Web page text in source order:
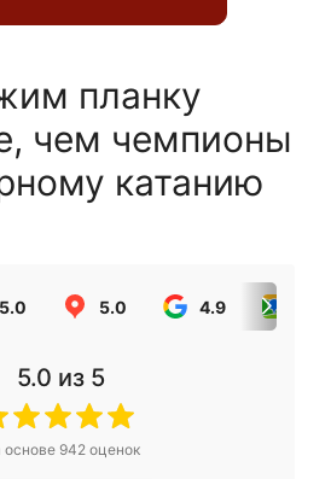
планку
чем чемпионы
катанию
5.0 5.0 4.9
5.0 из 5
основе 942оценок